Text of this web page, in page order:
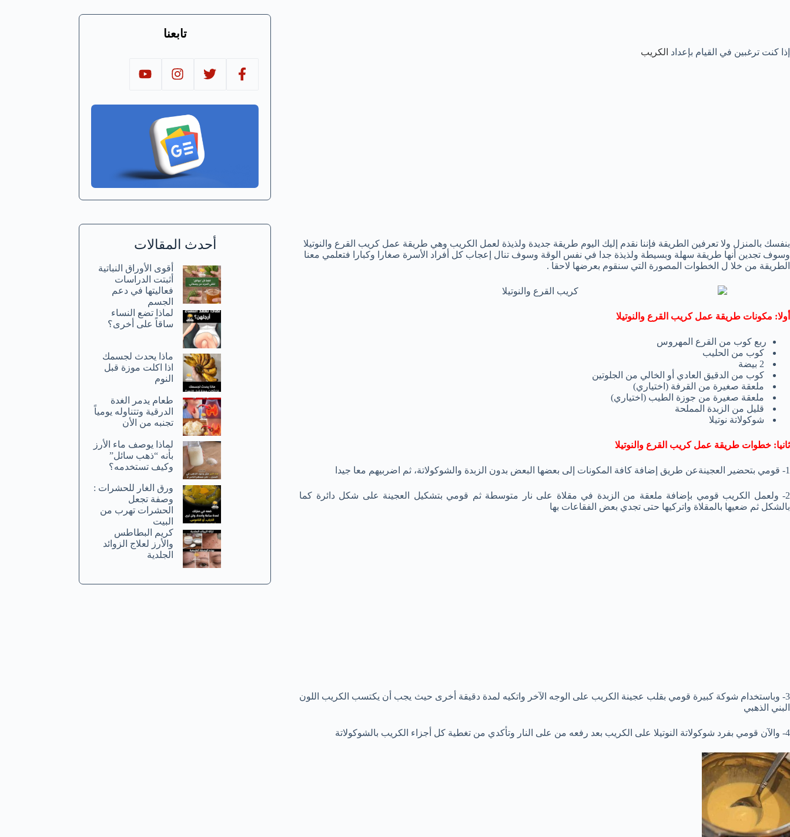
إذا كنت ترغبين في القيام بإعداد الكريب
بنفسك بالمنزل ولا تعرفين الطريقة فإننا نقدم إليك اليوم طريقة جديدة ولذيذة لعمل الكريب وهي طريقة عمل كريب القرع والنوتيلا
وسوف تجدين أنها طريقة سهلة وبسيطة ولذيذة جدا في نفس الوقة وسوف تنال إعجاب كل أفراد الأسرة صغارا وكبارا فتعلمي معنا
الطريقة من خلا ل الخطوات المصورة التي سنقوم بعرضها لاحقا .
أولا: مكونات طريقة عمل كريب القرع والنوتيلا
ربع كوب من القرع المهروس
كوب من الحليب
كوب من الدقيق العادي أو الخالي من الجلوتين
ملعقة صغيرة من القرفة (اختياري)
ملعقة صغيرة من جوزة الطيب (اختياري)
قليل من الزبدة المملحة
شوكولاتة نوتيلا
ثانيا: خطوات طريقة عمل كريب القرع والنوتيلا
1- قومي بتحضير العجينةعن طريق إضافة كافة المكونات إلى بعضها البعض بدون الزبدة والشوكولاتة، ثم اضربيهم معا جيدا
2- ولعمل الكريب قومي بإضافة ملعقة من الزبدة في مقلاة على نار متوسطة ثم قومي بتشكيل العجينة على شكل دائرة كما
بالشكل ثم ضعيها بالمقلاة واتركيها حتى تجدي بعض الفقاعات بها
3- وباستخدام شوكة كبيرة قومي بقلب عجينة الكريب على الوجه الآخر واتكيه لمدة دقيقة أخرى حيث يجب أن يكتسب الكريب اللون
البني الذهبي
4- والآن قومي بفرد شوكولاتة النوتيلا على الكريب بعد رفعه من على النار وتأكدي من تغطية كل أجزاء الكريب بالشوكولاتة
تابعنا
أحدث المقالات
أقوى الأوراق النباتية
أثبتت الدراسات
فعاليتها في دعم
الجسم
لماذا تضع النساء
ساقاً على أخرى؟
ماذا يحدث لجسمك
اذا اكلت موزة قبل
النوم
طعام يدمر الغدة
الدرقية وتتناوله يومياً
تجنبه من الأن
لماذا يوصف ماء الأرز
بأنه “ذهب سائل”
وكيف تستخدمه؟
ورق الغار للحشرات :
وصفة تجعل
الحشرات تهرب من
البيت
كريم البطاطس
والأرز لعلاج الزوائد
الجلدية